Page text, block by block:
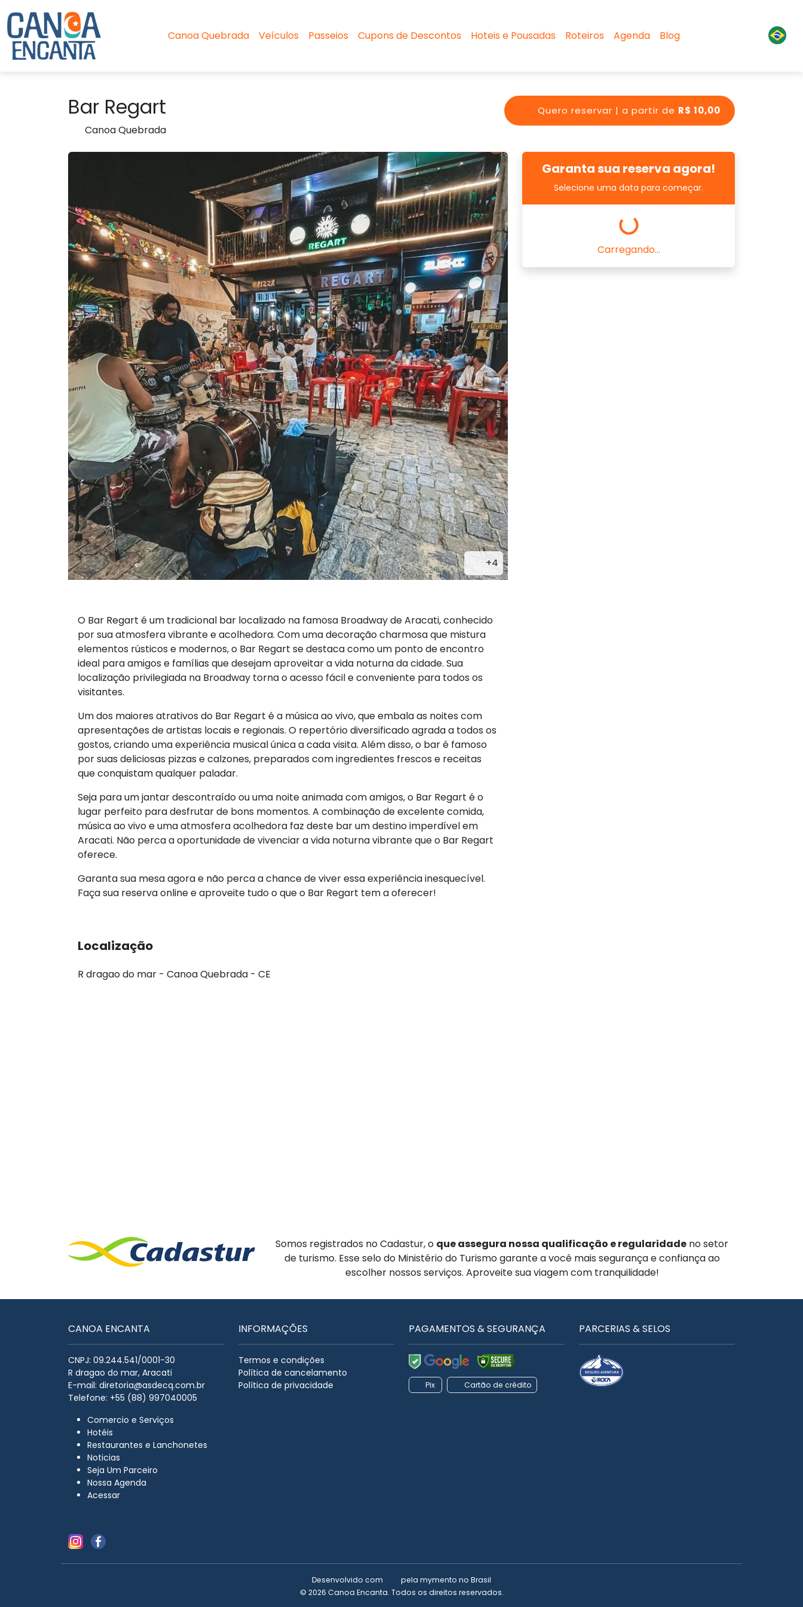
Canoa Quebrada Veículos Passeios Cupons de Descontos Hoteis e Pousadas Roteiros Agenda Blog
Quero reservar | a partir de R$ 10,00
Bar Regart
Canoa Quebrada
+4
O Bar Regart é um tradicional bar localizado na famosa Broadway de Aracati, conhecido
por sua atmosfera vibrante e acolhedora. Com uma decoração charmosa que mistura
elementos rústicos e modernos, o Bar Regart se destaca como um ponto de encontro
ideal para amigos e famílias que desejam aproveitar a vida noturna da cidade. Sua
localização privilegiada na Broadway torna o acesso fácil e conveniente para todos os
visitantes.
Um dos maiores atrativos do Bar Regart é a música ao vivo, que embala as noites com
apresentações de artistas locais e regionais. O repertório diversificado agrada a todos os
gostos, criando uma experiência musical única a cada visita. Além disso, o bar é famoso
por suas deliciosas pizzas e calzones, preparados com ingredientes frescos e receitas
que conquistam qualquer paladar.
Seja para um jantar descontraído ou uma noite animada com amigos, o Bar Regart é o
lugar perfeito para desfrutar de bons momentos. A combinação de excelente comida,
música ao vivo e uma atmosfera acolhedora faz deste bar um destino imperdível em
Aracati. Não perca a oportunidade de vivenciar a vida noturna vibrante que o Bar Regart
oferece.
Garanta sua mesa agora e não perca a chance de viver essa experiência inesquecível.
Faça sua reserva online e aproveite tudo o que o Bar Regart tem a oferecer!
Localização
R dragao do mar - Canoa Quebrada - CE
Garanta sua reserva agora!
Selecione uma data para começar.
Carregando...
Somos registrados no Cadastur, o que assegura nossa qualificação e regularidade no setor
de turismo. Esse selo do Ministério do Turismo garante a você mais segurança e confiança ao
escolher nossos serviços. Aproveite sua viagem com tranquilidade!
CANOA ENCANTA
CNPJ: 09.244.541/0001-30
R dragao do mar, Aracati
E-mail: diretoria@asdecq.com.br
Telefone: +55 (88) 997040005
Comercio e Serviços
Hotéis
Restaurantes e Lanchonetes
Noticias
Seja Um Parceiro
Nossa Agenda
Acessar
INFORMAÇÕES
Termos e condições
Política de cancelamento
Política de privacidade
PAGAMENTOS & SEGURANÇA
Pix Cartão de crédito
PARCERIAS & SELOS
Desenvolvido com pela mymento no Brasil
© 2026 Canoa Encanta. Todos os direitos reservados.